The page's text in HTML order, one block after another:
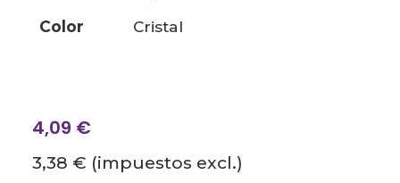
color
cristal
4,09 €
3,38 € (impuestos excl.)